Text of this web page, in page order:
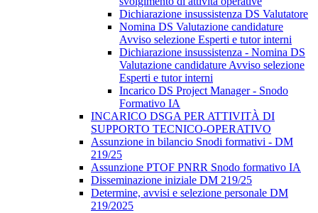
Dichiarazione insussistenza DS Valutatore
Nomina DS Valutazione candidature
Avviso selezione Esperti e tutor interni
Dichiarazione insussistenza - Nomina DS
Valutazione candidature Avviso selezione
Esperti e tutor interni
Incarico DS Project Manager - Snodo
Formativo IA
INCARICO DSGA PER ATTIVITÀ DI
SUPPORTO TECNICO-OPERATIVO
Assunzione in bilancio Snodi formativi - DM
219/25
Assunzione PTOF PNRR Snodo formativo IA
Disseminazione iniziale DM 219/25
Determine, avvisi e selezione personale DM
219/2025